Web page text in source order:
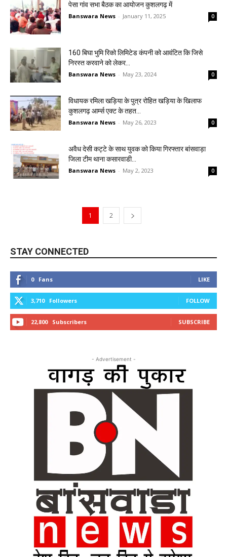
पेसा गांव सभा बैठक का आयोजन कुशलगढ़ में
Banswara News - January 11, 2025 0
160 बिघा भुमि रिको लिमिटेड कंपनी को आवंटित कि जिसे
निरस्त करवाने को लेकर...
Banswara News - May 23, 2024 0
विधायक रमिला खड़िया के पुत्र रोहित खड़िया के खिलाफ
कुशलगढ़ आर्म्स एक्ट के तहत...
Banswara News - May 26, 2023 0
अवैध देसी कट्टे के साथ युवक को किया गिरफ्तार बांसवाड़ा
जिला टीम थाना कसारवाडी...
Banswara News - May 2, 2023 0
1 2
STAY CONNECTED
0 Fans LIKE
3,710 Followers FOLLOW
22,800 Subscribers SUBSCRIBE
- Advertisement -